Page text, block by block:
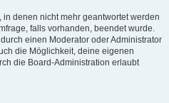
denen nicht mehr geantwortet werden
falls vorhanden, beendet wurde.
einen Moderator oder Administrator
die Möglichkeit, deine eigenen
die Board-Administration erlaubt